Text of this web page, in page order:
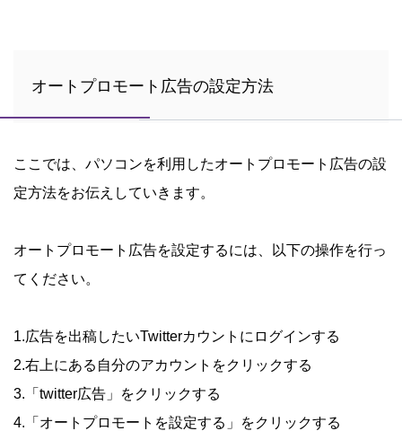
オートプロモート広告の設定方法
ここでは、パソコンを利用したオートプロモート広告の設
定方法をお伝えしていきます。
オートプロモート広告を設定するには、以下の操作を行っ
てください。
1.広告を出稿したいTwitterカウントにログインする
2.右上にある自分のアカウントをクリックする
3.「twitter広告」をクリックする
4.「オートプロモートを設定する」をクリックする